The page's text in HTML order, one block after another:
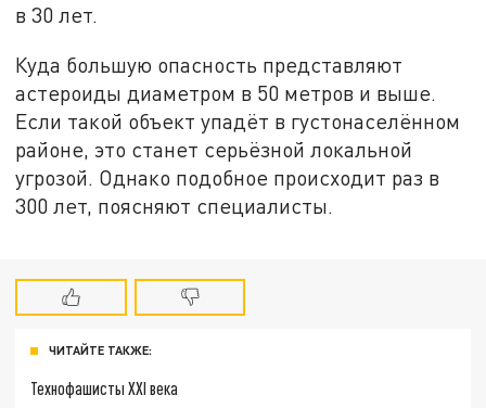
в 30 лет.
Куда большую опасность представляют
астероиды диаметром в 50 метров и выше.
Если такой объект упадёт в густонаселённом
районе, это станет серьёзной локальной
угрозой. Однако подобное происходит раз в
300 лет, поясняют специалисты.
ЧИТАЙТЕ ТАКЖЕ:
Технофашисты XXI века